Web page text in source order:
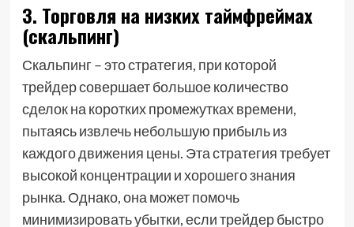
3. Торговля на низких таймфреймах
(скальпинг)
Скальпинг – это стратегия, при которой
трейдер совершает большое количество
сделок на коротких промежутках времени,
пытаясь извлечь небольшую прибыль из
каждого движения цены. Эта стратегия требует
высокой концентрации и хорошего знания
рынка. Однако, она может помочь
минимизировать убытки, если трейдер быстро